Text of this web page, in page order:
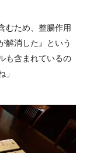
むため、整腸作用
解消した』という
も含まれているの